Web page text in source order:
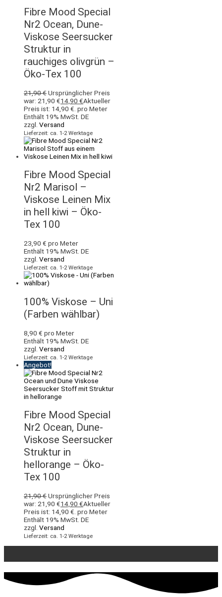
Fibre Mood Special
Nr2 Ocean, Dune-
Viskose Seersucker
Struktur in
rauchiges olivgrün –
Öko-Tex 100
21,90€Ursprünglicher Preis
war: 21,90 €14,90 €Aktueller
Preis ist: 14,90 €. pro Meter
Enthält 19% MwSt. DE
zzgl. Versand
Lieferzeit: ca. 1-2 Werktage
Fibre Mood Special
Nr2 Marisol –
Viskose Leinen Mix
in hell kiwi – Öko-
Tex 100
23,90 € pro Meter
Enthält 19% MwSt. DE
zzgl. Versand
Lieferzeit: ca. 1-2 Werktage
100% Viskose – Uni
(Farben wählbar)
8,90 € pro Meter
Enthält 19% MwSt. DE
zzgl. Versand
Lieferzeit: ca. 1-2 Werktage
Angebot!
Fibre Mood Special
Nr2 Ocean, Dune-
Viskose Seersucker
Struktur in
hellorange – Öko-
Tex 100
21,90€Ursprünglicher Preis
war: 21,90 €14,90 €Aktueller
Preis ist: 14,90 €. pro Meter
Enthält 19% MwSt. DE
zzgl. Versand
Lieferzeit: ca. 1-2 Werktage